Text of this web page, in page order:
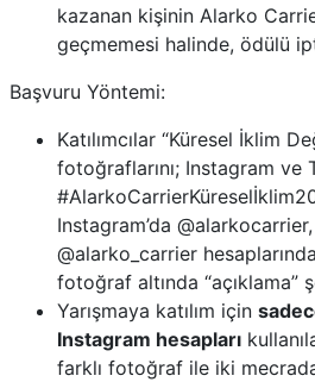
kazanan kişinin Alarko
geçmemesi halinde, ödülü
Başvuru Yöntemi:
Katılımcılar “Küresel İklim
fotoğraflarını; Instagram ve
Instagram’da
@alarko_carrier
fotoğraf altında “açıklama”
Yarışmaya katılım için
Instagram hesapları
farklı fotoğraf ile iki